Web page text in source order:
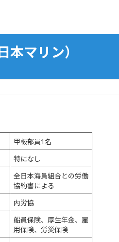
本マリン）
甲板部員1名
特になし
全日本海員組合との労働
協約書による
内労協
船員保険、厚生年金、雇
用保険、労災保険